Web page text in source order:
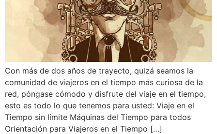
Con más de dos años de trayecto, quizá seamos la
comunidad de viajeros en el tiempo más curiosa de la
red, póngase cómodo y disfrute del viaje en el tiempo,
esto es todo lo que tenemos para usted: Viaje en el
Tiempo sin límite Máquinas del Tiempo para todos
Orientación para Viajeros en el Tiempo […]